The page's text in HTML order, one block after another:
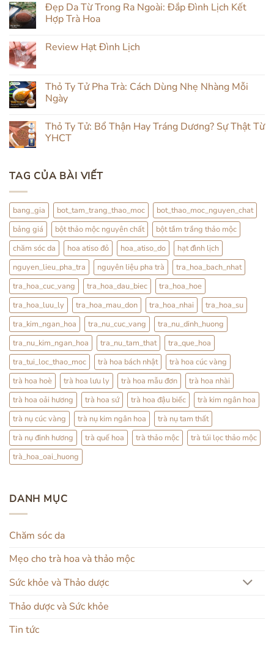
bình
luận
ở
Mụn
Đắp
Mặt
&
Mộc
Đẹp Da Từ Trong Ra Ngoài: Đắp Đình Lịch Kết
Hợp Trà Hoa
bình
Trong
Ra
Đình
Lịch
Kết
Review Hạt Đình Lịch
luận
Review
Lịch
Thỏ Ty Tử Pha Trà: Cách Dùng Nhẹ Nhàng Mỗi
Ngày
bình
luận
Pha
Trà:
Nhẹ
Nhàng
Mỗi
Ngày
Thỏ Ty Tử: Bổ Thận Hay Tráng Dương? Sự Thật Từ
YHCT
bình
luận
ở
Tử:
Bổ
Thận
Hay
Tráng
Dương?
Sự
Thật
Từ
YHCT
TAG CỦA BÀI VIẾT
bang_gia bot_tam_trang_thao_moc
bot_thao_moc_nguyen_chat
bảng giá
bột thảo mộc nguyên chất
bột tắm trắng thảo mộc
chăm sóc da
hoa atiso đỏ hoa_atiso_do
hạt đình lịch
nguyen_lieu_pha_tra
nguyên liệu pha trà
tra_hoa_bach_nhat
tra_hoa_cuc_vang
tra_hoa_dau_biec
tra_hoa_hoe
tra_hoa_luu_ly
tra_hoa_mau_don tra_hoa_nhai
tra_hoa_su
tra_kim_ngan_hoa
tra_nu_cuc_vang
tra_nu_dinh_huong
tra_nu_kim_ngan_hoa
tra_nu_tam_that
tra_que_hoa
tra_tui_loc_thao_moc
trà hoa bách nhật
trà hoa cúc vàng
trà hoa hoè
trà hoa lưu ly trà hoa mẫu đơn
trà hoa nhài
trà hoa oải hương
trà hoa sứ trà hoa đậu biếc
trà kim ngân hoa
trà nụ cúc vàng
trà nụ kim ngân hoa
trà nụ tam thất
trà nụ đinh hương
trà quế hoa trà thảo mộc
trà túi lọc thảo mộc
trà_hoa_oai_huong
DANH MỤC
Chăm sóc da
Mẹo cho trà hoa và thảo mộc
Sức khỏe và Thảo dược
Thảo dược và Sức khỏe
Tin tức